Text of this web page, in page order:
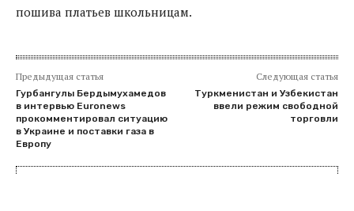
пошива платьев школьницам.
Предыдущая статья
Гурбангулы Бердымухамедов
в интервью Euronews
прокомментировал ситуацию
в Украине и поставки газа в
Европу
Следующая статья
Туркменистан и Узбекистан
ввели режим свободной
торговли